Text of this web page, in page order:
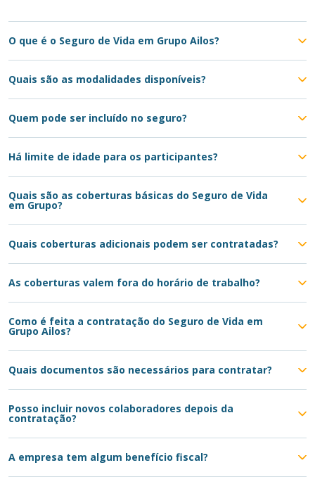
O que é o Seguro de Vida em Grupo Ailos?
Quais são as modalidades disponíveis?
Quem pode ser incluído no seguro?
Há limite de idade para os participantes?
Quais são as coberturas básicas do Seguro de Vida
em Grupo?
Quais coberturas adicionais podem ser contratadas?
As coberturas valem fora do horário de trabalho?
Como é feita a contratação do Seguro de Vida em
Grupo Ailos?
Quais documentos são necessários para contratar?
Posso incluir novos colaboradores depois da
contratação?
A empresa tem algum benefício fiscal?